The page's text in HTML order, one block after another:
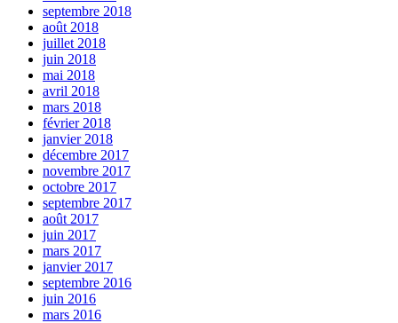
septembre 2018
août 2018
juillet 2018
juin 2018
mai 2018
avril 2018
mars 2018
février 2018
janvier 2018
décembre 2017
novembre 2017
octobre 2017
septembre 2017
août 2017
juin 2017
mars 2017
janvier 2017
septembre 2016
juin 2016
mars 2016